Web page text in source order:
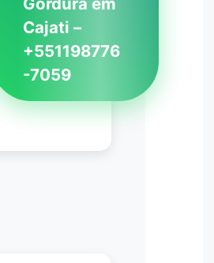
Cajati –
+551198776
-7059